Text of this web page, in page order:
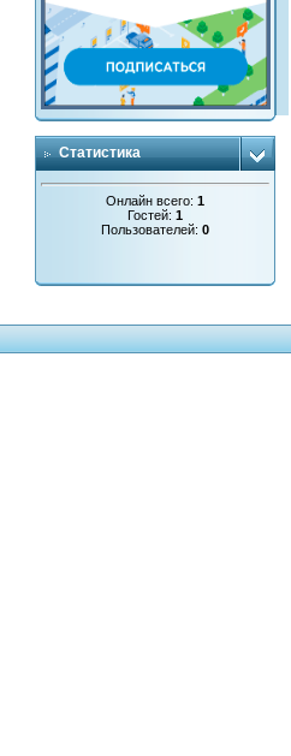
Статистика
Онлайн всего:1
Гостей:1
Пользователей:0